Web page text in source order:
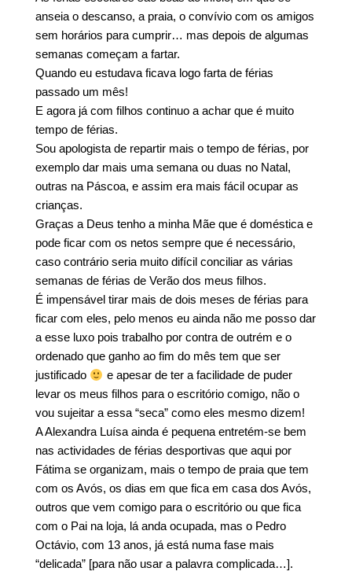
anseia o descanso, a praia, o convívio com os amigos
sem horários para cumprir… mas depois de algumas
semanas começam a fartar.
Quando eu estudava ficava logo farta de férias
passado um mês!
E agora já com filhos continuo a achar que é muito
tempo de férias.
Sou apologista de repartir mais o tempo de férias, por
exemplo dar mais uma semana ou duas no Natal,
outras na Páscoa, e assim era mais fácil ocupar as
crianças.
Graças a Deus tenho a minha Mãe que é doméstica e
pode ficar com os netos sempre que é necessário,
caso contrário seria muito difícil conciliar as várias
semanas de férias de Verão dos meus filhos.
É impensável tirar mais de dois meses de férias para
ficar com eles, pelo menos eu ainda não me posso dar
a esse luxo pois trabalho por contra de outrém e o
ordenado que ganho ao fim do mês tem que ser
justificado
e apesar de ter a facilidade de puder
levar os meus filhos para o escritório comigo, não o
vou sujeitar a essa “seca” como eles mesmo dizem!
A Alexandra Luísa ainda é pequena entretém-se bem
nas actividades de férias desportivas que aqui por
Fátima se organizam, mais o tempo de praia que tem
com os Avós, os dias em que fica em casa dos Avós,
outros que vem comigo para o escritório ou que fica
com o Pai na loja, lá anda ocupada, mas o Pedro
Octávio, com 13 anos, já está numa fase mais
“delicada” [para não usar a palavra complicada…].